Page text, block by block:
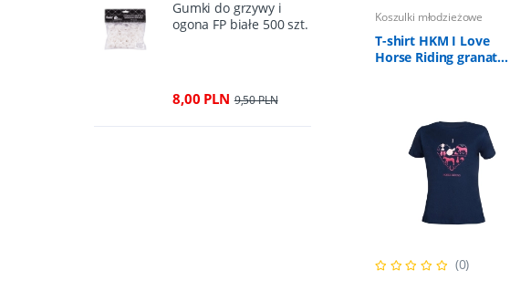
Gumki do grzywy i
ogona FP białe 500 szt.
8,00 PLN 9,50 PLN
Koszulki młodzieżowe
T-shirt HKM I Love
Horse Riding granat
(0)